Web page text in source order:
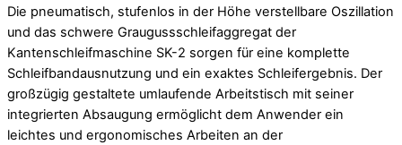
Die pneumatisch, stufenlos in der Höhe verstellbare Oszillation
und das schwere Graugussschleifaggregat der
Kantenschleifmaschine SK-2 sorgen für eine komplette
Schleifbandausnutzung und ein exaktes Schleifergebnis. Der
großzügig gestaltete umlaufende Arbeitstisch mit seiner
integrierten Absaugung ermöglicht dem Anwender ein
leichtes und ergonomisches Arbeiten an der